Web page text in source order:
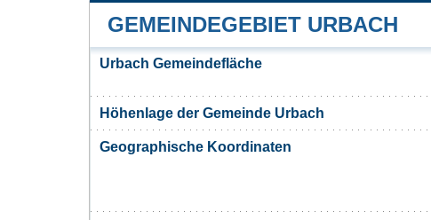
GEMEINDEGEBIET URBACH
Urbach Gemeindefläche
Höhenlage der Gemeinde Urbach
Geographische Koordinaten